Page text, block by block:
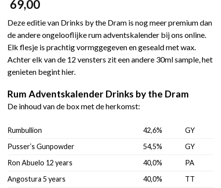
69,00
Deze editie van Drinks by the Dram is nog meer premium dan
de andere ongelooflijke rum adventskalender bij ons online.
Elk flesje is prachtig vormggegeven en geseald met wax.
Achter elk van de 12 vensters zit een andere 30ml sample, het
genieten begint hier.
Rum Adventskalender Drinks by the Dram
De inhoud van de box met de herkomst:
Rumbullion 42,6%
GY
Pusser’s Gunpowder
54,5%
GY
Ron Abuelo 12 years
40,0%
PA
Angostura 5 years
40,0%
TT